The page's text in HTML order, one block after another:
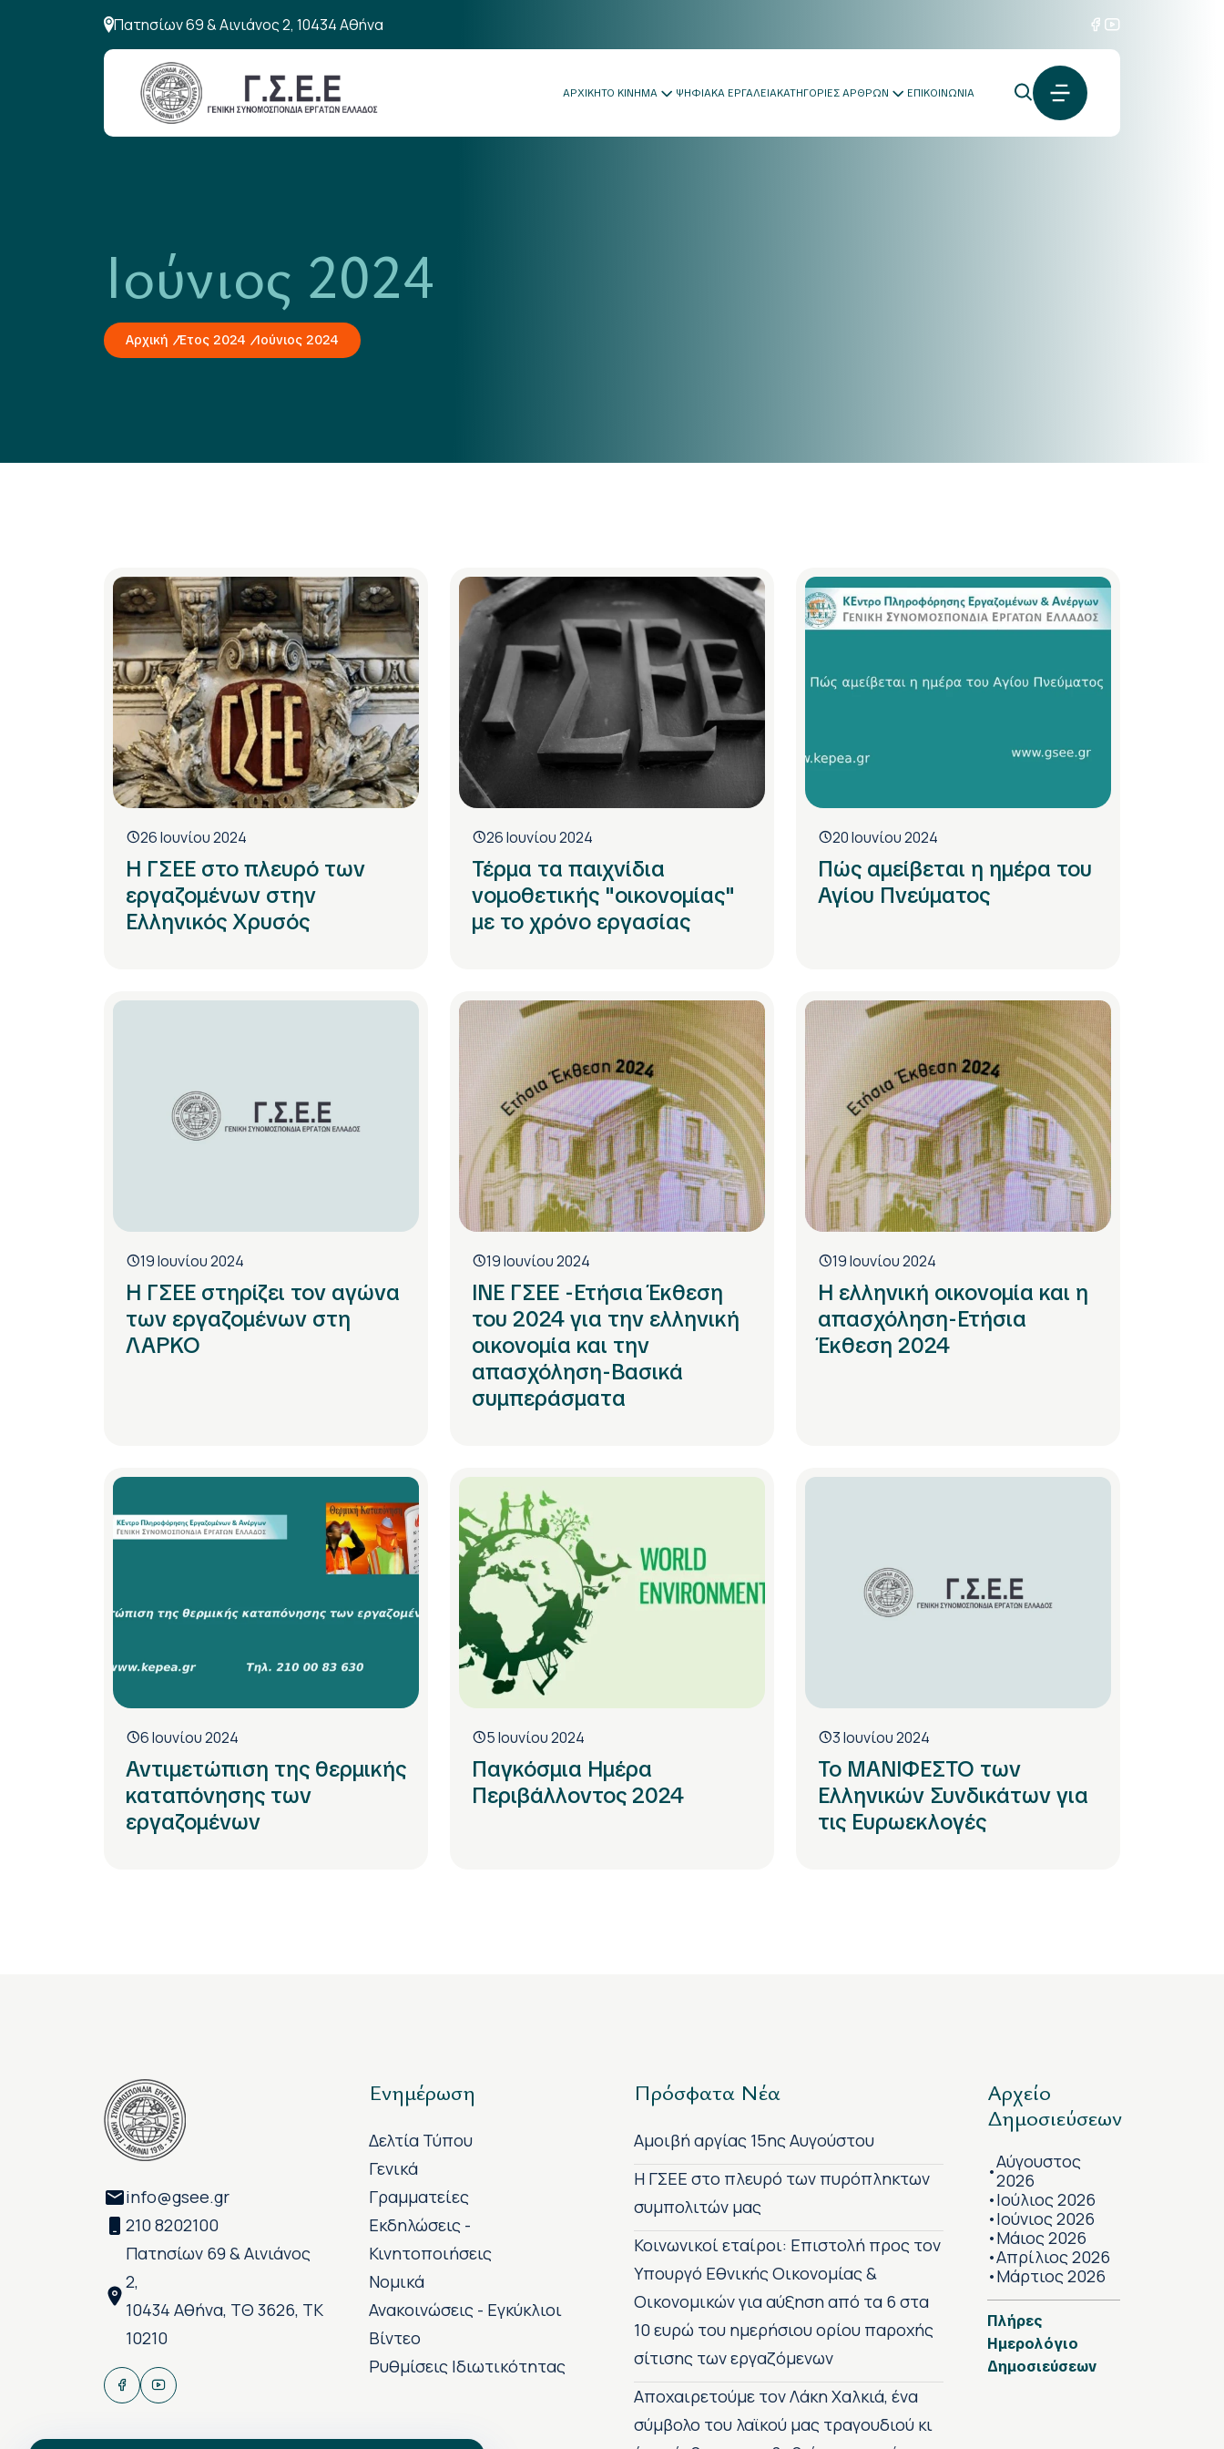
Πατησίων 69 & Αινιάνος 2, 10434 Αθήνα
ΑΡΧΙΚΗΤΟ ΚΙΝΗΜΑ ΨΗΦΙΑΚΑ ΕΡΓΑΛΕΙΑΚΑΤΗΓΟΡΙΕΣ ΑΡΘΡΩΝ ΕΠΙΚΟΙΝΩΝΙΑ
Ιούνιος 2024
Αρχική Έτος 2024 Ιούνιος 2024
26 Ιουνίου 2024
Η ΓΣΕΕ στο πλευρό των
εργαζομένων στην
Ελληνικός Χρυσός
26 Ιουνίου 2024
Τέρμα τα παιχνίδια
νομοθετικής "οικονομίας"
με το χρόνο εργασίας
20 Ιουνίου 2024
Πώς αμείβεται η ημέρα του
Αγίου Πνεύματος
19 Ιουνίου 2024
Η ΓΣΕΕ στηρίζει τον αγώνα
των εργαζομένων στη
ΛΑΡΚΟ
19 Ιουνίου 2024
ΙΝΕ ΓΣΕΕ -Ετήσια Έκθεση
του 2024 για την ελληνική
οικονομία και την
απασχόληση-Βασικά
συμπεράσματα
19 Ιουνίου 2024
Η ελληνική οικονομία και η
απασχόληση-Ετήσια
Έκθεση 2024
6 Ιουνίου 2024
Αντιμετώπιση της θερμικής
καταπόνησης των
εργαζομένων
5 Ιουνίου 2024
Παγκόσμια Ημέρα
Περιβάλλοντος 2024
3 Ιουνίου 2024
Το ΜΑΝΙΦΕΣΤΟ των
Ελληνικών Συνδικάτων για
τις Ευρωεκλογές
info@gsee.gr
210 8202100
Πατησίων 69 & Αινιάνος
2,
10434 Αθήνα, ΤΘ 3626, ΤΚ
10210
Ενημέρωση
Δελτία Τύπου
Γενικά
Γραμματείες
Εκδηλώσεις -
Κινητοποιήσεις
Νομικά
Ανακοινώσεις - Εγκύκλιοι
Βίντεο
Ρυθμίσεις Ιδιωτικότητας
Πρόσφατα Νέα
Αμοιβή αργίας 15ης Αυγούστου
H ΓΣΕΕ στο πλευρό των πυρόπληκτων
συμπολιτών μας
Κοινωνικοί εταίροι: Επιστολή προς τον
Υπουργό Εθνικής Οικονομίας &
Οικονομικών για αύξηση από τα 6 στα
10 ευρώ του ημερήσιου ορίου παροχής
σίτισης των εργαζόμενων
Αποχαιρετούμε τον Λάκη Χαλκιά, ένα
σύμβολο του λαϊκού μας τραγουδιού κι
Αρχείο
Δημοσιεύσεων
•Αύγουστος
2026
•Ιούλιος 2026
•Ιούνιος 2026
•Μάιος 2026
•Απρίλιος 2026
•Μάρτιος 2026
Πλήρες
Ημερολόγιο
Δημοσιεύσεων